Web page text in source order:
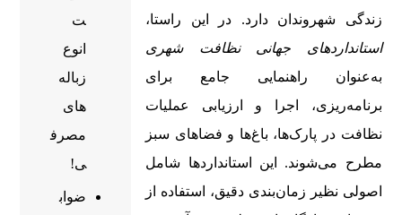
زندگی شهروندان دارد. در این راستا،
استانداردهای جهانی نظافت شهری
به‌عنوان راهنمایی جامع برای
برنامه‌ریزی، اجرا و ارزیابی عملیات
نظافت در پارک‌ها، باغ‌ها و فضاهای سبز
مطرح می‌شوند. این استانداردها شامل
اصولی نظیر زمان‌بندی دقیق، استفاده از
ت
انوع
زباله
های
مصرف
ی!
ضواب